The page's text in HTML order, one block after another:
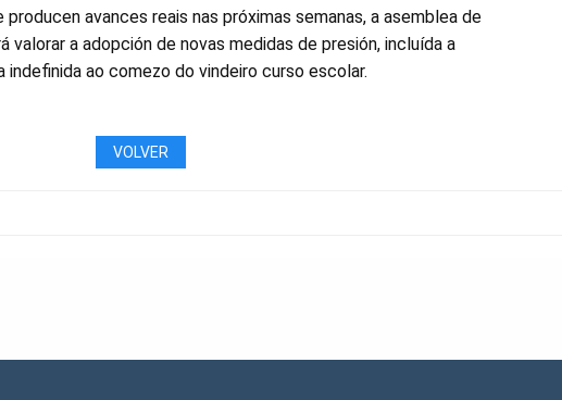
avances reais nas próximas semanas, a asemblea de
valorar a adopción de novas medidas de presión, incluída a
ao comezo do vindeiro curso escolar.
VOLVER